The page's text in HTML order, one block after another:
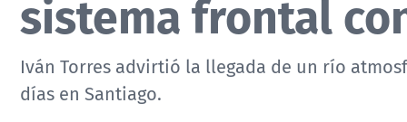
sistema frontal
Iván Torres advirtió la llegada de un río
días en Santiago.